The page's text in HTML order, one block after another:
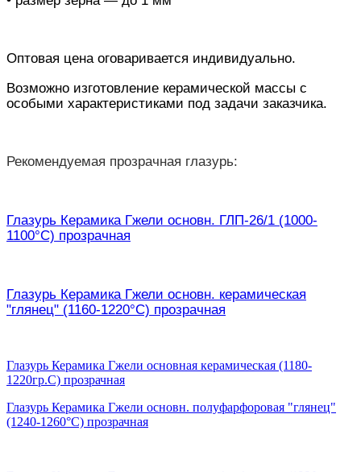
Оптовая цена оговаривается индивидуально.
Возможно изготовление керамической массы с
особыми характеристиками под задачи заказчика.
Рекомендуемая прозрачная глазурь:
Глазурь Керамика Гжели основн. ГЛП-26/1 (1000-
1100°С) прозрачная
Глазурь Керамика Гжели основн. керамическая
"глянец" (1160-1220°С) прозрачная
Глазурь Керамика Гжели основная керамическая (1180-
1220гр.С) прозрачная
Глазурь Керамика Гжели основн. полуфарфоровая "глянец"
(1240-1260°С) прозрачная